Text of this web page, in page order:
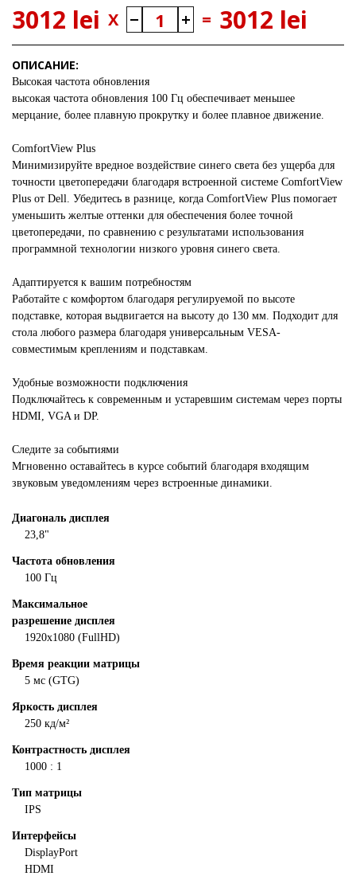
3012 lei X = 3012 lei
ОПИСАНИЕ:
Высокая частота обновления
высокая частота обновления 100 Гц обеспечивает меньшее
мерцание, более плавную прокрутку и более плавное движение.
ComfortView Plus
Минимизируйте вредное воздействие синего света без ущерба для
точности цветопередачи благодаря встроенной системе ComfortView
Plus от Dell. Убедитесь в разнице, когда ComfortView Plus помогает
уменьшить желтые оттенки для обеспечения более точной
цветопередачи, по сравнению с результатами использования
программной технологии низкого уровня синего света.
Адаптируется к вашим потребностям
Работайте с комфортом благодаря регулируемой по высоте
подставке, которая выдвигается на высоту до 130 мм. Подходит для
стола любого размера благодаря универсальным VESA-
совместимым креплениям и подставкам.
Удобные возможности подключения
Подключайтесь к современным и устаревшим системам через порты
HDMI, VGA и DP.
Следите за событиями
Мгновенно оставайтесь в курсе событий благодаря входящим
звуковым уведомлениям через встроенные динамики.
Диагональ дисплея
23,8"
Частота обновления
100 Гц
Максимальное
разрешение дисплея
1920x1080 (FullHD)
Время реакции матрицы
5 мс (GTG)
Яркость дисплея
250 кд/м²
Контрастность дисплея
1000 : 1
Тип матрицы
IPS
Интерфейсы
DisplayPort
HDMI